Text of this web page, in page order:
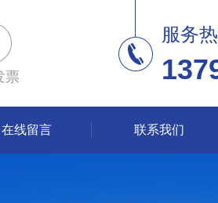
票
服务
在线留言 联系我们